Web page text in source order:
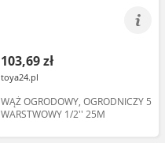
103,69 zł
toya24.pl
WĄŻ OGRODOWY, OGRODNICZY 5
WARSTWOWY 1/2'' 25M